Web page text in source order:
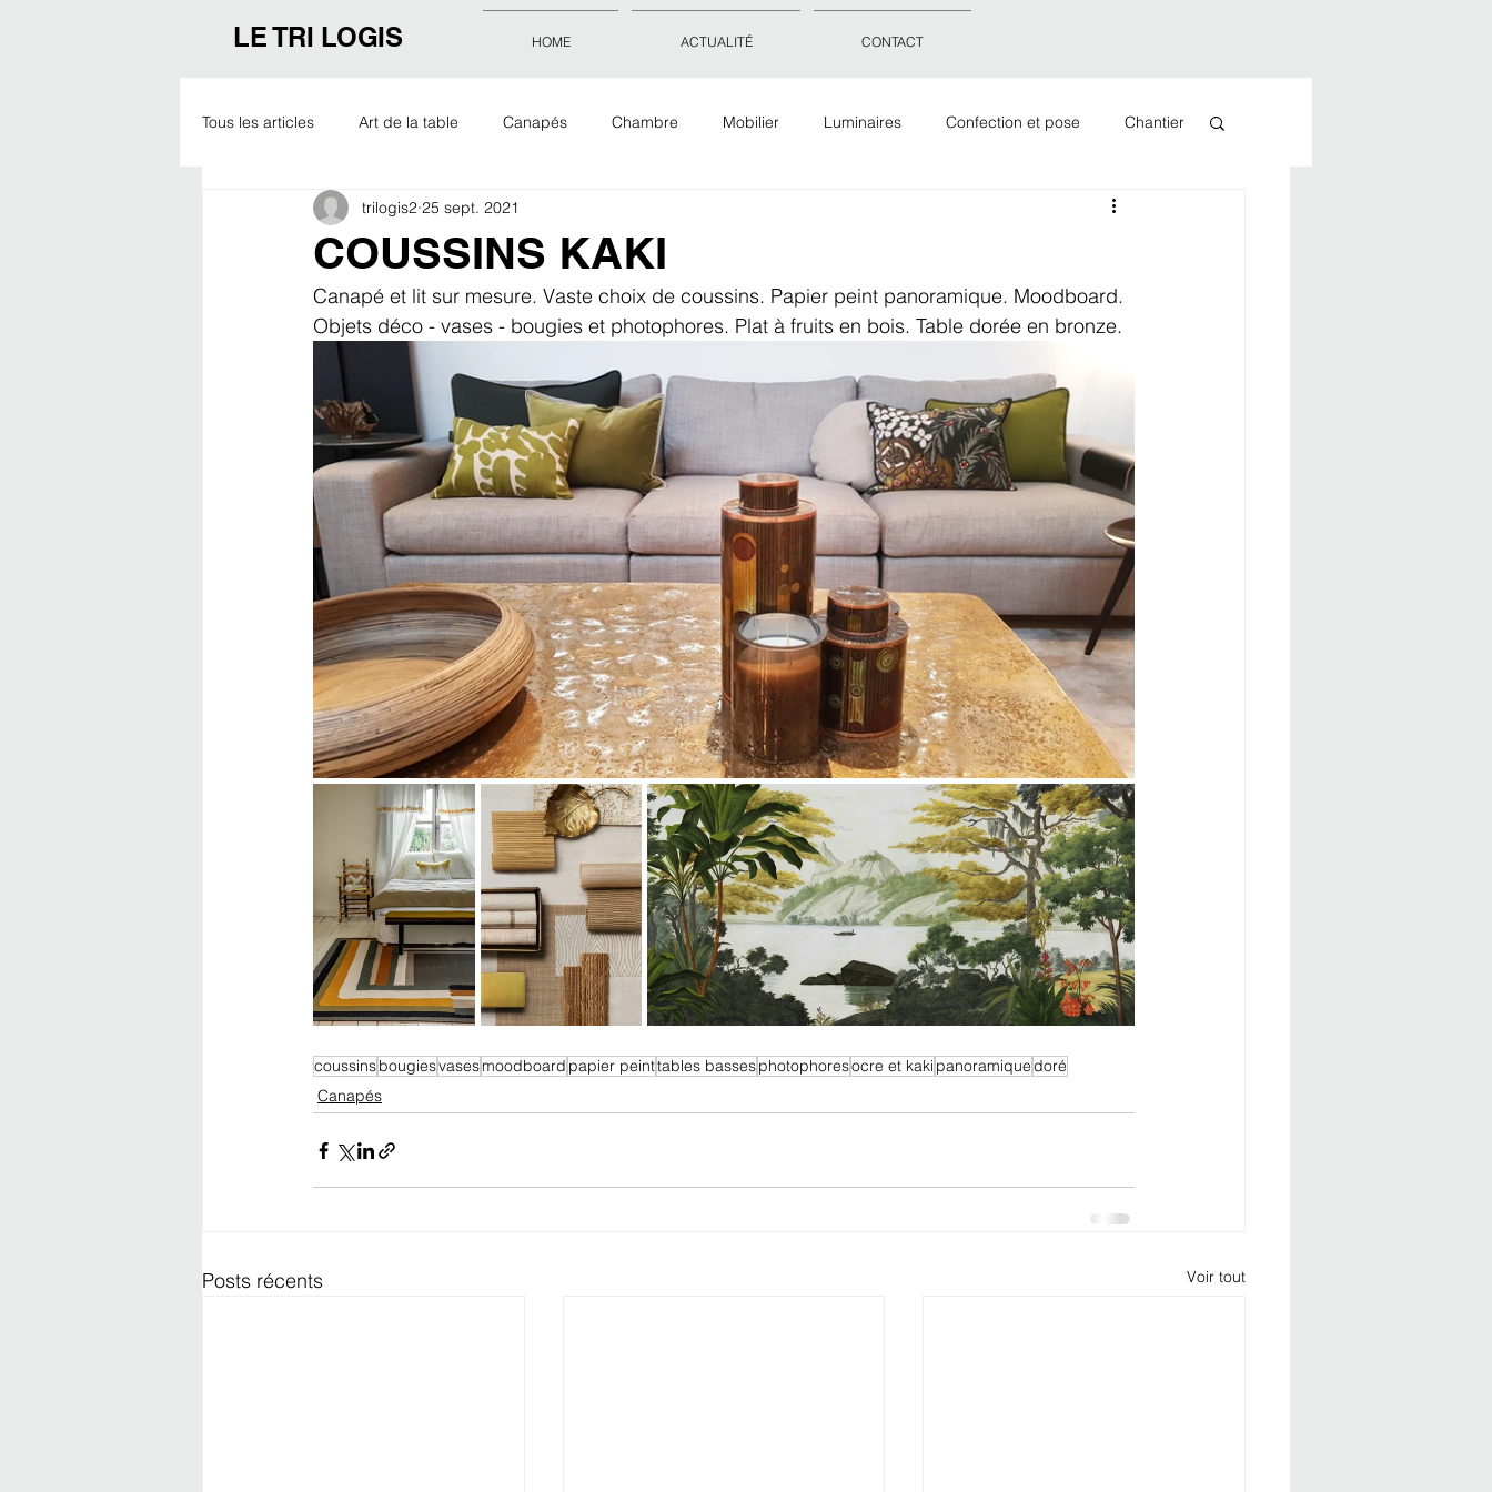
LE TRI LOGIS HOME ACTUALITÉ CONTACT
Tous les articles Art de la table Canapés Chambre Mobilier Luminaires Confection et pose Chantier
Noël Expo Objets déco
COUSSINS KAKI
trilogis2 25 sept. 2021
Canapé et lit sur mesure. Vaste choix de coussins. Papier peint panoramique. Moodboard.
Objets déco - vases - bougies et photophores. Plat à fruits en bois. Table dorée en bronze.
coussinsbougiesvasesmoodboard papier peinttables bassesphotophoresocre et kaki panoramiquedoré
Canapés
Posts récents Voir tout